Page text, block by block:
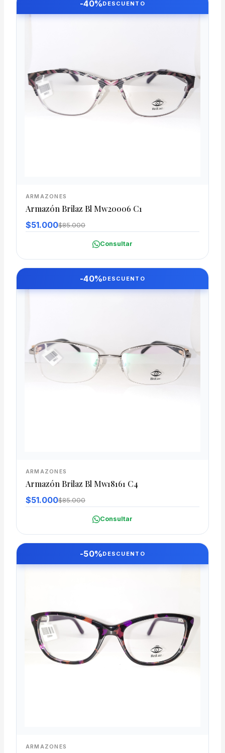
-40%DESCUENTO
ARMAZONES
Armazón Brilaz Bl Mw20006 C1
$51.000$85.000
Consultar
-40%DESCUENTO
ARMAZONES
Armazón Brilaz Bl Mw18161 C4
$51.000$85.000
Consultar
-50%DESCUENTO
ARMAZONES